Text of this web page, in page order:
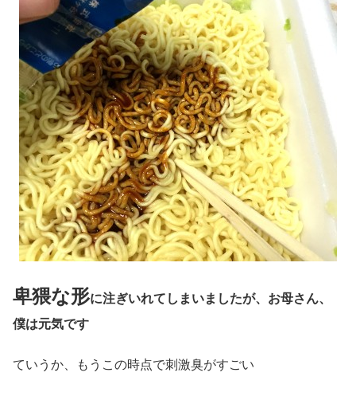
卑猥な形に注ぎいれてしまいましたが、お母さん、
僕は元気です
ていうか、もうこの時点で刺激臭がすごい